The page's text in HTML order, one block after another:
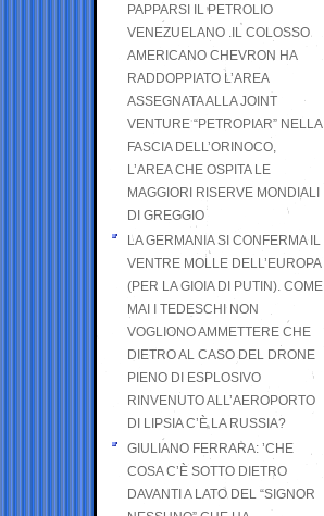
PAPPARSI IL PETROLIO
VENEZUELANO .IL COLOSSO
AMERICANO CHEVRON HA
RADDOPPIATO L’AREA
ASSEGNATA ALLA JOINT
VENTURE “PETROPIAR” NELLA
FASCIA DELL’ORINOCO,
L’AREA CHE OSPITA LE
MAGGIORI RISERVE MONDIALI
DI GREGGIO
LA GERMANIA SI CONFERMA IL
VENTRE MOLLE DELL’EUROPA
(PER LA GIOIA DI PUTIN). COME
MAI I TEDESCHI NON
VOGLIONO AMMETTERE CHE
DIETRO AL CASO DEL DRONE
PIENO DI ESPLOSIVO
RINVENUTO ALL’AEROPORTO
DI LIPSIA C’È LA RUSSIA?
GIULIANO FERRARA: ’CHE
COSA C’È SOTTO DIETRO
DAVANTI A LATO DEL “SIGNOR